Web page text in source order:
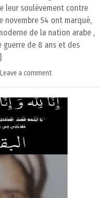
leur soulèvement contre
novembre 54 ont marqué,
de la nation arabe ,
guerre de 8 ans et des
Leave a comment